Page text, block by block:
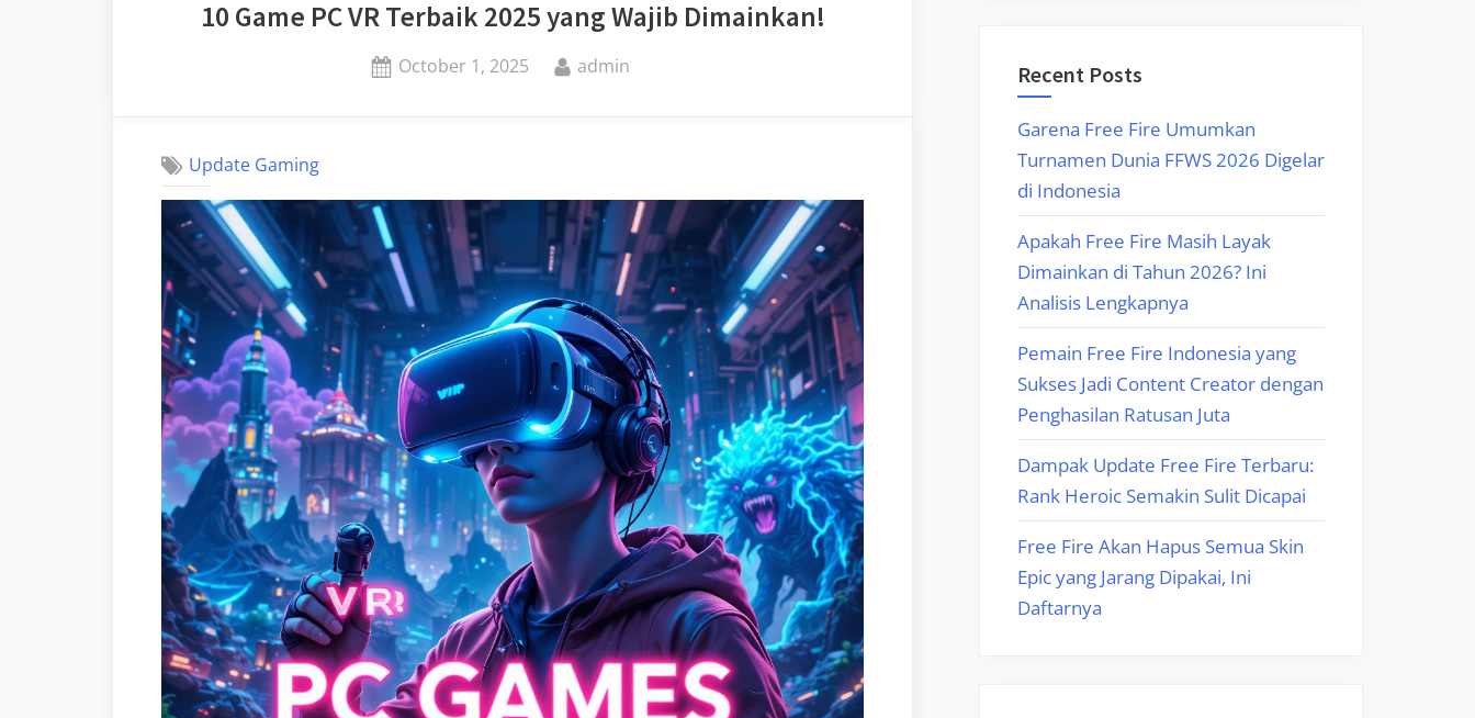
10 Game PC VR Terbaik 2025 yang Wajib Dimainkan!
Posted
October 1, 2025 By
admin
Update Gaming
Recent Posts
Garena Free Fire Umumkan
Turnamen Dunia FFWS 2026 Digelar
di Indonesia
Apakah Free Fire Masih Layak
Dimainkan di Tahun 2026? Ini
Analisis Lengkapnya
Pemain Free Fire Indonesia yang
Sukses Jadi Content Creator dengan
Penghasilan Ratusan Juta
Dampak Update Free Fire Terbaru:
Rank Heroic Semakin Sulit Dicapai
Free Fire Akan Hapus Semua Skin
Epic yang Jarang Dipakai, Ini
Daftarnya